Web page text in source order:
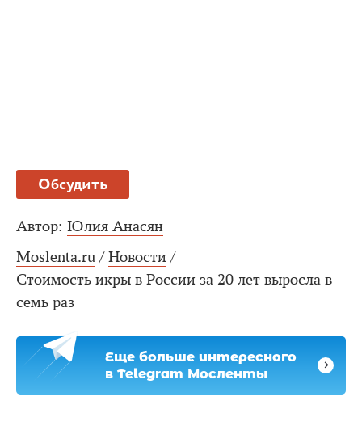
Обсудить
Автор: Юлия Анасян
Moslenta.ru / Новости /
Стоимость икры в России за 20 лет выросла в
семь раз
Еще больше интересного
в Telegram Мосленты